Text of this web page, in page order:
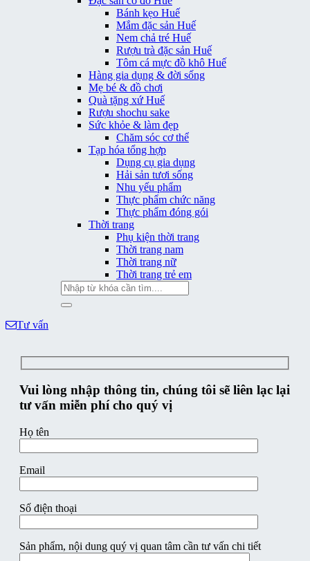
Bánh kẹo Huế
Mắm đặc sản Huế
Nem chả tré Huế
Rượu trà đặc sản Huế
Tôm cá mực đồ khô Huế
Hàng gia dụng & đời sống
Mẹ bé & đồ chơi
Quà tặng xứ Huế
Rượu shochu sake
Sức khỏe & làm đẹp
Chăm sóc cơ thể
Tạp hóa tổng hợp
Dụng cụ gia dụng
Hải sản tươi sống
Nhu yếu phẩm
Thực phẩm chức năng
Thực phẩm đóng gói
Thời trang
Phụ kiện thời trang
Thời trang nam
Thời trang nữ
Thời trang trẻ em
Tìm
kiếm:
Tư vấn
Vui lòng nhập thông tin, chúng tôi sẽ liên lạc lại
tư vấn miễn phí cho quý vị
Họ tên
Email
Số điện thoại
Sản phẩm, nội dung quý vị quan tâm cần tư vấn chi tiết